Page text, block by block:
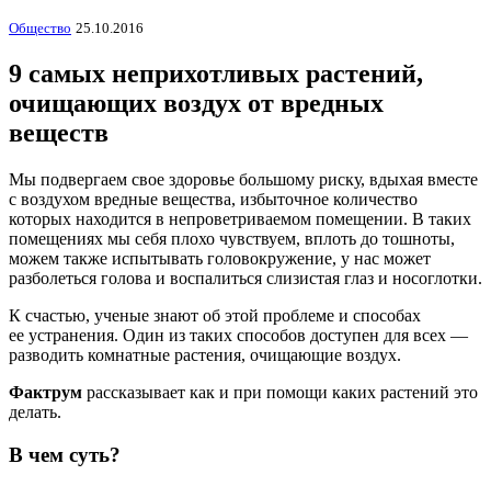
Общество 25.10.2016
9 самых неприхотливых растений,
очищающих воздух от вредных
веществ
Мы подвергаем свое здоровье большому риску, вдыхая вместе
с воздухом вредные вещества, избыточное количество
которых находится в непроветриваемом помещении. В таких
помещениях мы себя плохо чувствуем, вплоть до тошноты,
можем также испытывать головокружение, у нас может
разболеться голова и воспалиться слизистая глаз и носоглотки.
К счастью, ученые знают об этой проблеме и способах
ее устранения. Один из таких способов доступен для всех —
разводить комнатные растения, очищающие воздух.
Фактрум рассказывает как и при помощи каких растений это
делать.
В чем суть?